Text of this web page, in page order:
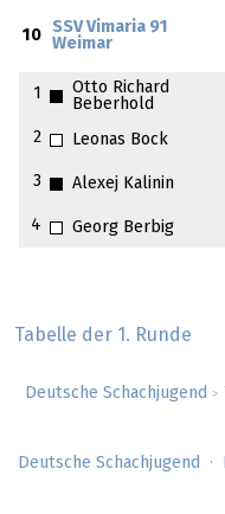
Deutsche Schachjugend >
10
SSV Vimaria 91
Weimar
1
Otto Richard
Beberhold
2 Leonas Bock
3 Alexej Kalinin
4 Georg Berbig
Tabelle der 1. Runde
Deutsche Schachjugend